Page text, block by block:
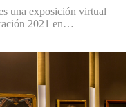
una exposición virtual
2021 en…